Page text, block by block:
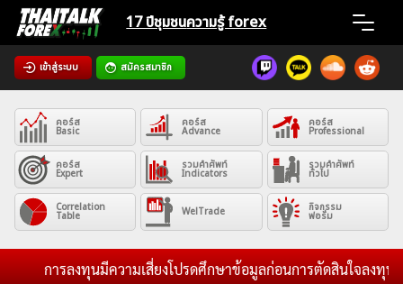
Skip
content
17 ปีชุมชนความรู้ forex
เข้าสู่ระบบ สมัครสมาชิก
Home
News
Articles
VPS Register
คอร์ส
Basic
คอร์ส
Advance
คอร์ส
Professional
คอร์ส
Expert
รวมคำศัพท์
Indicators
รวมคำศัพท์
ทั่วไป
Correlation
Table WelTrade กิจกรรม
ฟอรั่ม
การลงทุนมีความเสี่ยงโปรดศึกษาข้อมูลก่อนการตัดสินใจลงทุน แ